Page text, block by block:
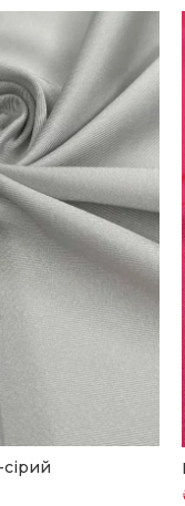
сірий